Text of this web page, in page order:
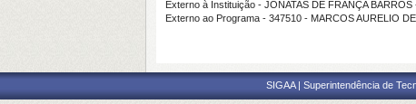
Externo à Instituição - JONATAS DE FRANÇA BARROS
Externo ao Programa - 347510 - MARCOS AURELIO
SIGAA | Superintendência de